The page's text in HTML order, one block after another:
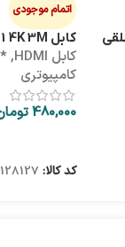
اتمام موجودی
کابل ENZO HDMI 19+1 4K 3M
کابل HDMI ,
کامپیوتری
480,000
کد کالا: 128127